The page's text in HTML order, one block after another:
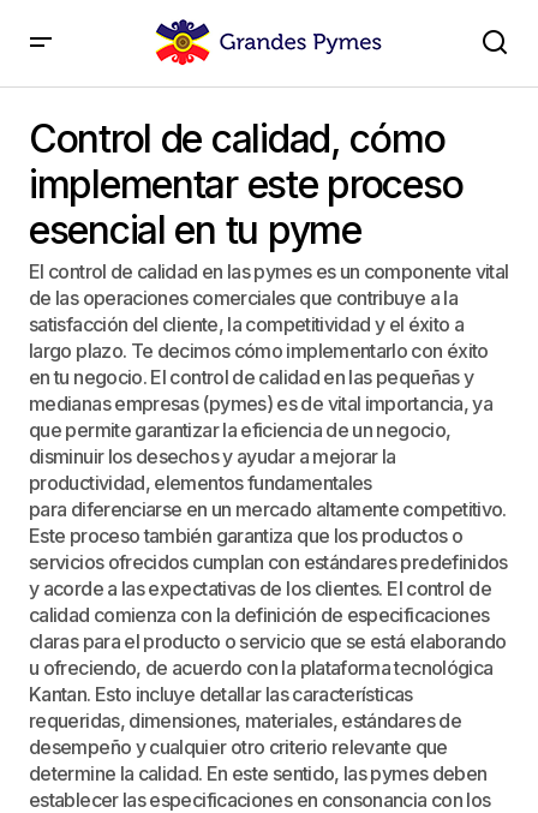
esencial en tu pyme
Control de calidad, cómo
implementar este proceso
esencial en tu pyme
El control de calidad en las pymes es un componente vital
de las operaciones comerciales que contribuye a la
satisfacción del cliente, la competitividad y el éxito a
largo plazo. Te decimos cómo implementarlo con éxito
en tu negocio. El control de calidad en las pequeñas y
medianas empresas (pymes) es de vital importancia, ya
que permite garantizar la eficiencia de un negocio,
disminuir los desechos y ayudar a mejorar la
productividad, elementos fundamentales
para diferenciarse en un mercado altamente competitivo.
Este proceso también garantiza que los productos o
servicios ofrecidos cumplan con estándares predefinidos
y acorde a las expectativas de los clientes. El control de
calidad comienza con la definición de especificaciones
claras para el producto o servicio que se está elaborando
u ofreciendo, de acuerdo con la plataforma tecnológica
Kantan. Esto incluye detallar las características
requeridas, dimensiones, materiales, estándares de
desempeño y cualquier otro criterio relevante que
determine la calidad. En este sentido, las pymes deben
establecer las especificaciones en consonancia con los